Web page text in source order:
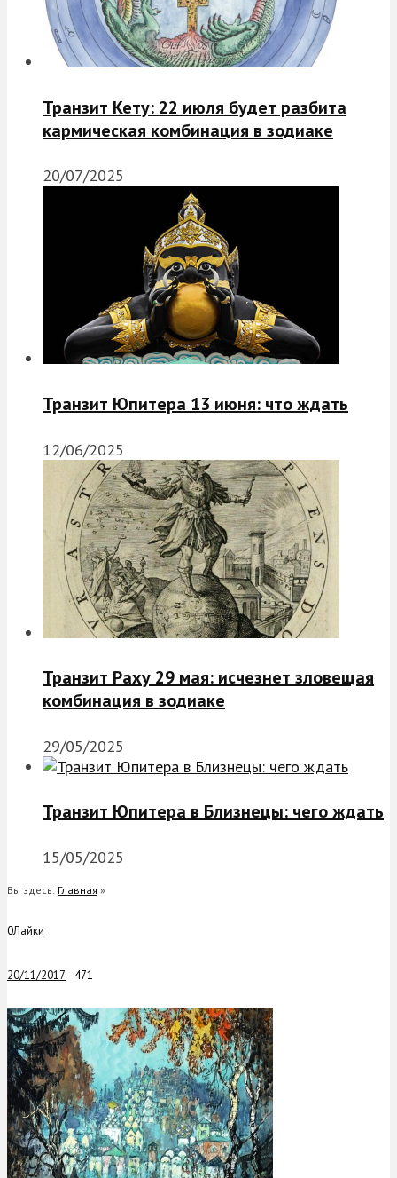
Транзит Кету: 22 июля будет разбита
кармическая комбинация в зодиаке
20/07/2025
Транзит Юпитера 13 июня: что ждать
12/06/2025
Транзит Раху 29 мая: исчезнет зловещая
комбинация в зодиаке
29/05/2025
Транзит Юпитера в Близнецы: чего ждать
15/05/2025
Вы здесь: Главная »
0Лайки
20/11/2017 471